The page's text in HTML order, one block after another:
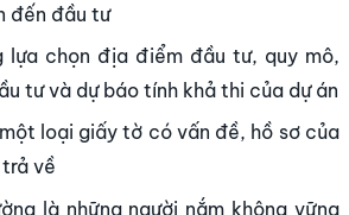
đến đầu tư
lựa chọn địa điểm đầu tư, quy mô,
tư và dự báo tính khả thi của dự án
loại giấy tờ có vấn đề, hồ sơ của
về
là những người nắm không vững